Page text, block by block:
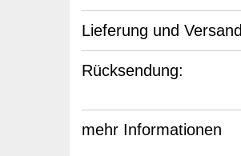
Lieferung und Versand
Rücksendung:
mehr Informationen